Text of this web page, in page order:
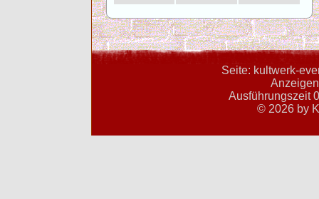
Seite: kultwerk-
Ausführungszeit
© 2026 by